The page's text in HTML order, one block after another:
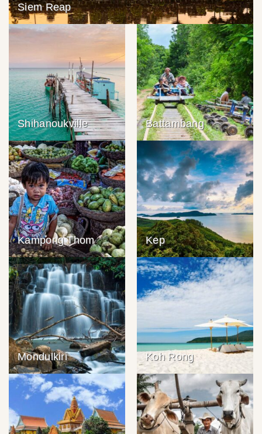
Siem Reap
Shihanoukville Battambang
Kampong Thom Kep
Mondulkiri Koh Rong